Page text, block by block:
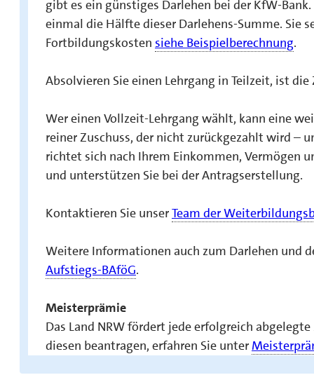
gibt es ein günstiges Darlehen bei der KfW-
einmal die Hälfte dieser Darlehens-Summe. Sie
Fortbildungskosten siehe Beispielberechnung.
Absolvieren Sie einen Lehrgang in Teilzeit, ist
Wer einen Vollzeit-Lehrgang wählt, kann eine
reiner Zuschuss, der nicht zurückgezahlt wird –
richtet sich nach Ihrem Einkommen, Vermögen
und unterstützen Sie bei der Antragserstellung.
Kontaktieren Sie unserTeam der
Weitere Informationen auch zum Darlehen und
Aufstiegs-BAföG.
Meisterprämie
Das Land NRW fördert jede erfolgreich
diesen beantragen, erfahren Sie unter